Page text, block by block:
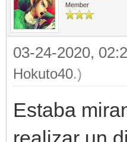
Member
03-24-2020,
Hokuto40.)
Estaba